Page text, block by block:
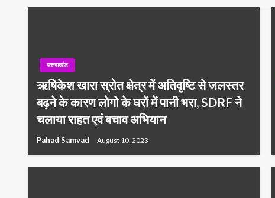
उत्तराखंड
ऋषिकेश खारा स्रोत क्षेत्र में अतिवृष्टि से जलस्तर
बढ़ने के कारण लोगो के घरों में पानी भरा, SDRF ने
चलाया राहत एवं बचाव अभियान
Pahad Samvad August 10, 2023